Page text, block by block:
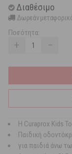
Διαθέσιμο
Δωρεάν
Ποσότητα:
+ −
Η Curaprox Kids
Παιδική
για παιδιά άνω